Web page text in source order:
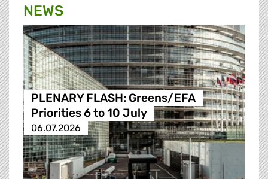
NEWS
PLENARY FLASH: Greens/EFA
Priorities 6 to 10 July
06.07.2026